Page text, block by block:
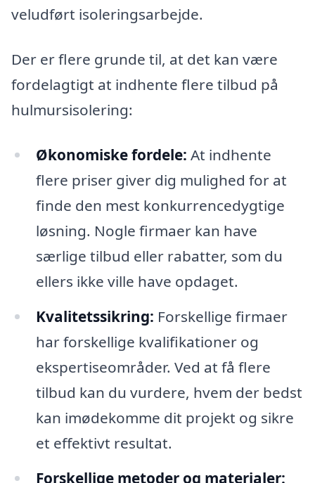
veludført isoleringsarbejde.
Der er flere grunde til, at det kan være
fordelagtigt at indhente flere tilbud på
hulmursisolering:
Økonomiske fordele: At indhente
flere priser giver dig mulighed for at
finde den mest konkurrencedygtige
løsning. Nogle firmaer kan have
særlige tilbud eller rabatter, som du
ellers ikke ville have opdaget.
Kvalitetssikring: Forskellige firmaer
har forskellige kvalifikationer og
ekspertiseområder. Ved at få flere
tilbud kan du vurdere, hvem der bedst
kan imødekomme dit projekt og sikre
et effektivt resultat.
Forskellige metoder og materialer: